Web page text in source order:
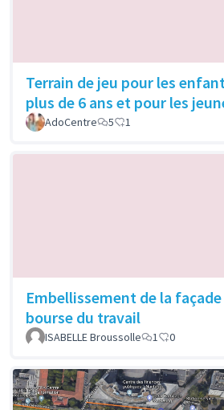
Terrain de jeu pour les
plus de 6 ans et pour les
AdoCentre 5 1
Embellissement de la façade
bourse du travail
ISABELLE Broussolle 1 0